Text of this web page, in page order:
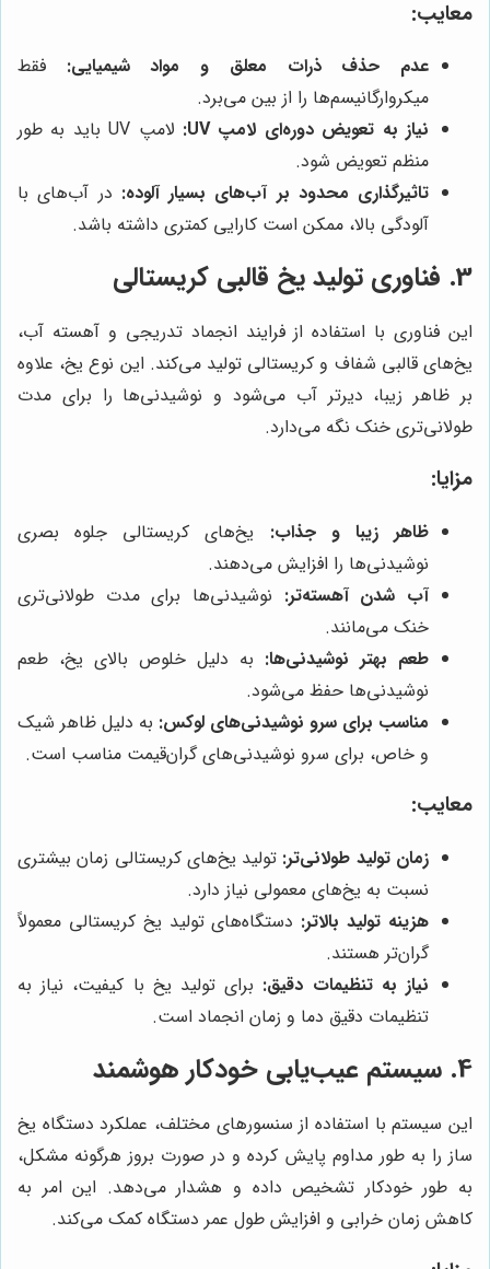
معایب:
عدم حذف ذرات معلق و مواد شیمیایی: فقط
میکروارگانیسم‌ها را از بین می‌برد.
نیاز به تعویض دوره‌ای لامپ UV:
لامپ UV باید به طور
منظم تعویض شود.
تاثیرگذاری محدود بر آب‌های بسیار آلوده: در آب‌های با
آلودگی بالا، ممکن است کارایی کمتری داشته باشد.
3. فناوری تولید یخ قالبی کریستالی
این فناوری با استفاده از فرایند انجماد تدریجی و آهسته آب،
یخ‌های قالبی شفاف و کریستالی تولید می‌کند. این نوع یخ، علاوه
بر ظاهر زیبا، دیرتر آب می‌شود و نوشیدنی‌ها را برای مدت
طولانی‌تری خنک نگه می‌دارد.
مزایا:
ظاهر زیبا و جذاب: یخ‌های کریستالی جلوه بصری
نوشیدنی‌ها را افزایش می‌دهند.
آب شدن آهسته‌تر: نوشیدنی‌ها برای مدت طولانی‌تری
خنک می‌مانند.
طعم بهتر نوشیدنی‌ها: به دلیل خلوص بالای یخ، طعم
نوشیدنی‌ها حفظ می‌شود.
مناسب برای سرو نوشیدنی‌های لوکس: به دلیل ظاهر شیک
و خاص، برای سرو نوشیدنی‌های گران‌قیمت مناسب است.
معایب:
زمان تولید طولانی‌تر: تولید یخ‌های کریستالی زمان بیشتری
نسبت به یخ‌های معمولی نیاز دارد.
هزینه تولید بالاتر: دستگاه‌های تولید یخ کریستالی معمولاً
گران‌تر هستند.
نیاز به تنظیمات دقیق: برای تولید یخ با کیفیت، نیاز به
تنظیمات دقیق دما و زمان انجماد است.
4. سیستم عیب‌یابی خودکار هوشمند
این سیستم با استفاده از سنسورهای مختلف، عملکرد دستگاه یخ
ساز را به طور مداوم پایش کرده و در صورت بروز هرگونه مشکل،
به طور خودکار تشخیص داده و هشدار می‌دهد. این امر به
کاهش زمان خرابی و افزایش طول عمر دستگاه کمک می‌کند.